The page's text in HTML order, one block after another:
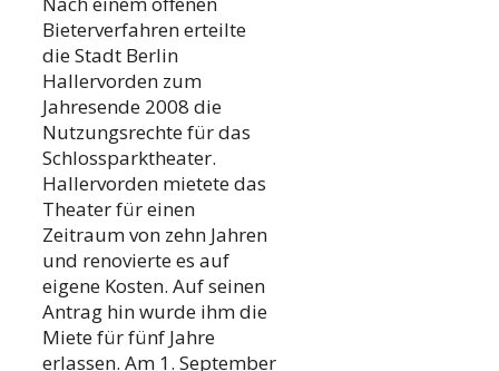
Bieterverfahren erteilte
die Stadt Berlin
Hallervorden zum
Jahresende 2008 die
Nutzungsrechte für das
Schlossparktheater.
Hallervorden mietete das
Theater für einen
Zeitraum von zehn Jahren
und renovierte es auf
eigene Kosten. Auf seinen
Antrag hin wurde ihm die
Miete für fünf Jahre
erlassen. Am 1. September